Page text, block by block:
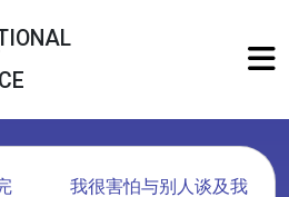
我很害怕与别人谈及我